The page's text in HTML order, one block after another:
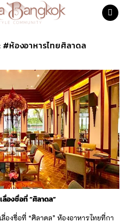
#ห้องอาหารไทยศิลาดล
องชื่อที่ “ศิลาดล”
องชื่อที่ “ศิลาดล” ห้องอาหารไทยที่กา